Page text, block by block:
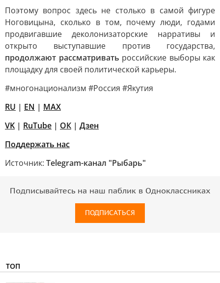
Поэтому вопрос здесь не столько в самой фигуре
Ноговицына, сколько в том, почему люди, годами
продвигавшие деколонизаторские нарративы и
открыто выступавшие против государства,
продолжают рассматривать российские выборы как
площадку для своей политической карьеры.
#многонационализм #Россия #Якутия
RU | EN | MAX
VK | RuTube | ОК | Дзен
Поддержать нас
Источник: Telegram-канал "Рыбарь"
Подписывайтесь на наш паблик в Одноклассниках
ПОДПИСАТЬСЯ
ТОП